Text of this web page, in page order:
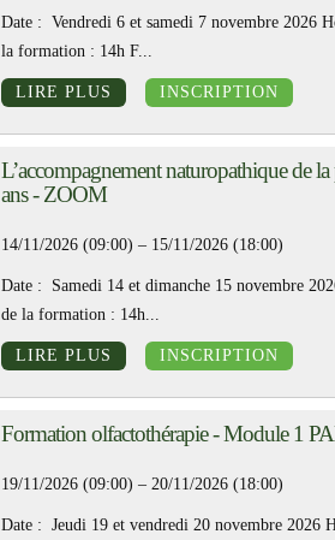
Date : Vendredi 6 et samedi 7 novembre 2026
la formation : 14h F...
LIRE PLUS INSCRIPTION
L’accompagnement naturopathique de la
ans - ZOOM
14/11/2026 (09:00) – 15/11/2026 (18:00)
Date : Samedi 14 et dimanche 15 novembre
de la formation : 14h...
LIRE PLUS INSCRIPTION
Formation olfactothérapie - Module 1
19/11/2026 (09:00) – 20/11/2026 (18:00)
Date : Jeudi 19 et vendredi 20 novembre 2026